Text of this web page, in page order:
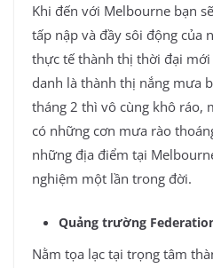
Khi đến với Melbourne bạn
tấp nập và đầy sôi động của
thực tế thành thị thời đại
danh là thành thị nắng mưa
tháng 2 thì vô cùng khô ráo,
có những cơn mưa rào
những địa điểm tại
nghiệm một lần trong đời.
Quảng trường
Nằm tọa lạc tại trọng tâm